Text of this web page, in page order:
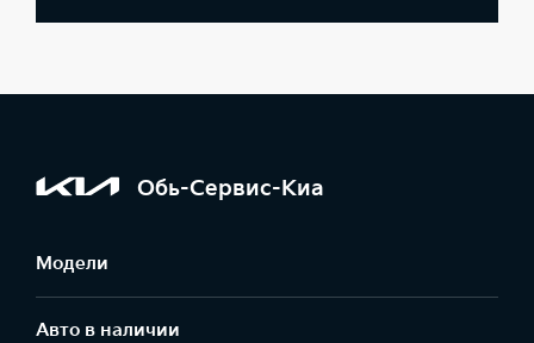
Обь-Сервис-Киа
Модели
Авто в наличии